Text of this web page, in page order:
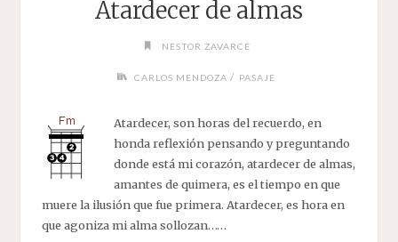
Atardecer de almas
NESTOR ZAVARCE
CARLOS MENDOZA / PASAJE
Atardecer, son horas del recuerdo, en
honda reflexión pensando y preguntando
donde está mi corazón, atardecer de almas,
amantes de quimera, es el tiempo en que
muere la ilusión que fue primera. Atardecer, es hora en
que agoniza mi alma sollozan……